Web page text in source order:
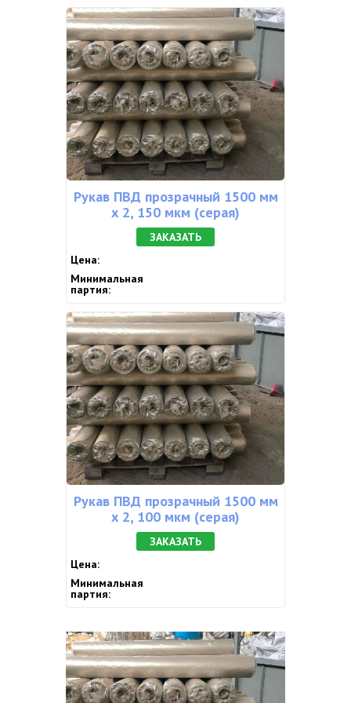
ПАКЕТЫ ДЛЯ МУСОРА
Рукав ПВД прозрачный 1500 мм
х 2, 150 мкм (серая)
ЗАКАЗАТЬ
Цена:
Минимальная
партия:
Рукав ПВД прозрачный 1500 мм
х 2, 100 мкм (серая)
ЗАКАЗАТЬ
Цена:
Минимальная
партия: